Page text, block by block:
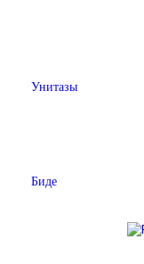
Унитазы
Биде